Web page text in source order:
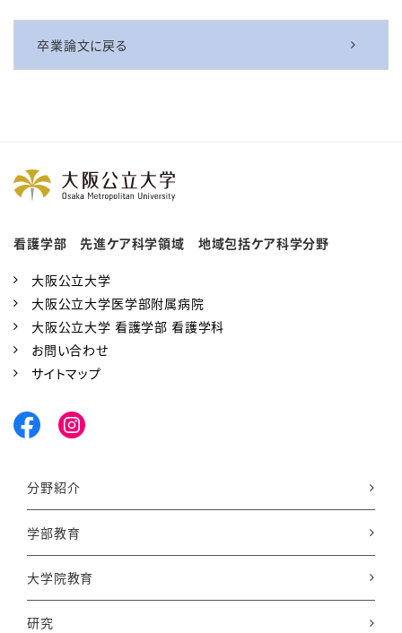
卒業論文に戻る
看護学部 先進ケア科学領域 地域包括ケア科学分野
大阪公立大学
大阪公立大学医学部附属病院
大阪公立大学 看護学部 看護学科
お問い合わせ
サイトマップ
分野紹介
学部教育
大学院教育
研究